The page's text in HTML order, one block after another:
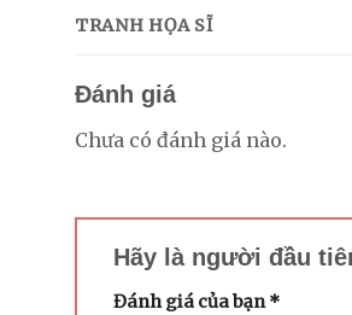
TRANH HỌA SĨ
Đánh giá
Chưa có đánh giá nào.
Hãy là người đầu
Đánh giá của bạn*